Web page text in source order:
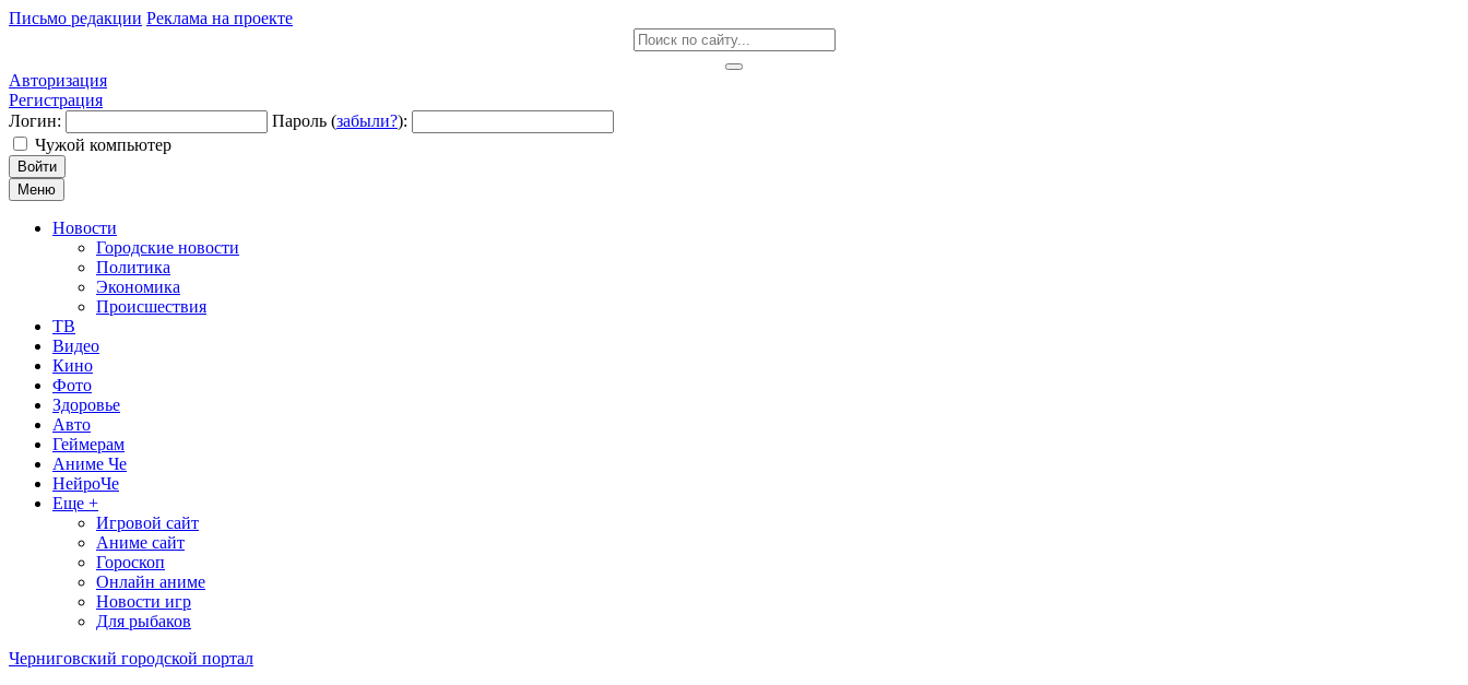
Письмо редакции Реклама на проекте
Авторизация
Регистрация
Логин:
Пароль (забыли?):
Чужой компьютер
Войти
Меню
Новости
Городские новости
Политика
Экономика
Происшествия
ТВ
Видео
Кино
Фото
Здоровье
Авто
Геймерам
Аниме Че
НейроЧе
Еще +
Игровой сайт
Аниме сайт
Гороскоп
Онлайн аниме
Новости игр
Для рыбаков
Черниговский городской портал